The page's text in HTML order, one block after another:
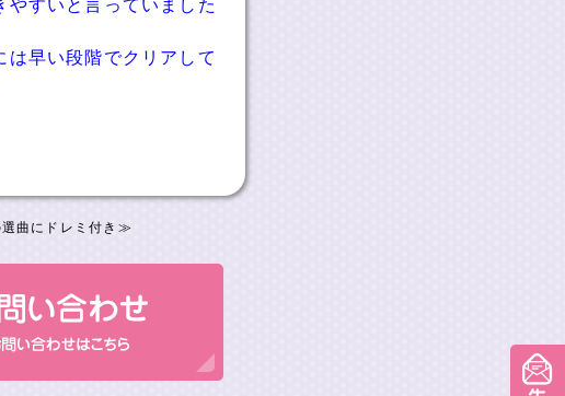
すいと言っていました
早い段階でクリアして
曲にドレミ付き ≫